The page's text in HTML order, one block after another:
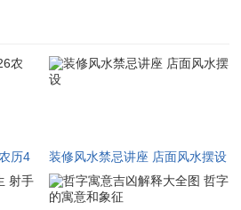
，月德贵人在丙丁，择日若得天月二
为吉。
之互动，如日柱逢庚辛申酉则金气旺
历4
装修风水禁忌讲座 店面风水摆设